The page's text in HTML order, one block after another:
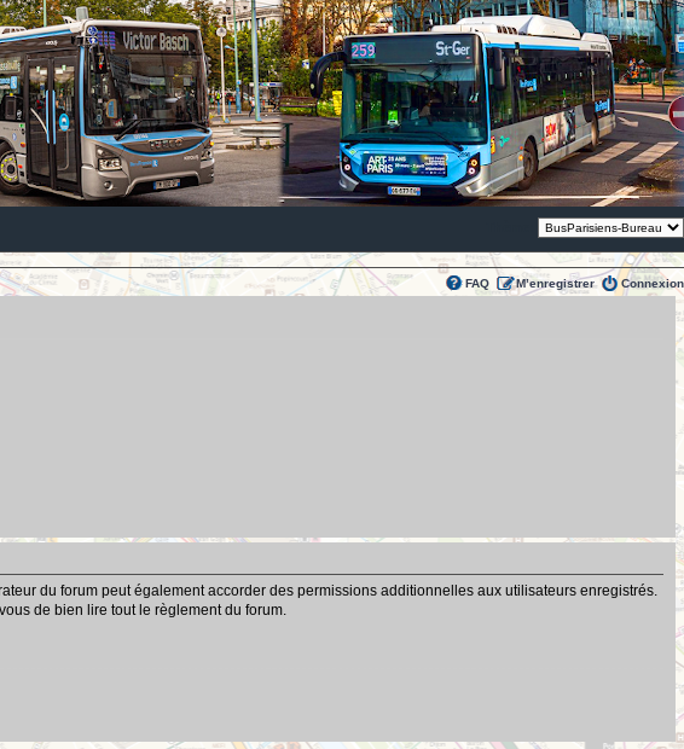
FAQ M’enregistrer Connexion
du forum peut également accorder des permissions additionnelles aux utilisateurs enregistrés.
de bien lire tout le règlement du forum.